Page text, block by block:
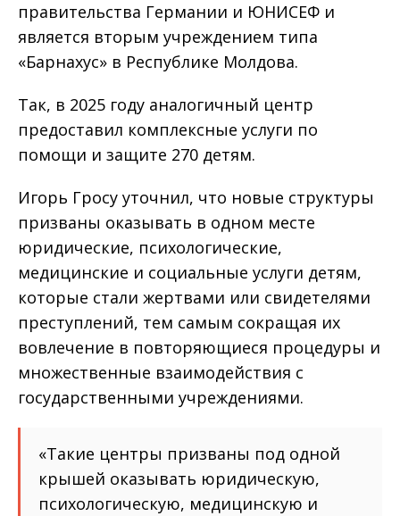
правительства Германии и ЮНИСЕФ и
является вторым учреждением типа
«Барнахус» в Республике Молдова.
Так, в 2025 году аналогичный центр
предоставил комплексные услуги по
помощи и защите 270 детям.
Игорь Гросу уточнил, что новые структуры
призваны оказывать в одном месте
юридические, психологические,
медицинские и социальные услуги детям,
которые стали жертвами или свидетелями
преступлений, тем самым сокращая их
вовлечение в повторяющиеся процедуры и
множественные взаимодействия с
государственными учреждениями.
«Такие центры призваны под одной
крышей оказывать юридическую,
психологическую, медицинскую и